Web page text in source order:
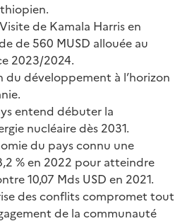
de Kamala Harris en
de 560 MUSD allouée au
2023/2024.
du développement à l’horizon
entend débuter la
nucléaire dès 2031.
du pays connu une
% en 2022 pour atteindre
10,07 Mds USD en 2021.
des conflits compromet tout
de la communauté